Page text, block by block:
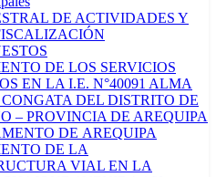
DE ACTIVIDADES Y
DE LOS SERVICIOS
EN LA I.E. N°40091 ALMA
DEL DISTRITO DE
– PROVINCIA DE AREQUIPA
DE AREQUIPA
DE LA
VIAL EN LA